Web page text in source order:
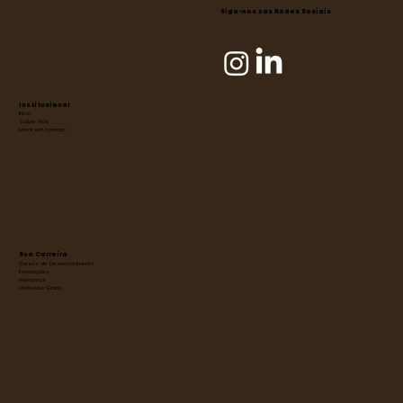
Institucional
Início
Sobre Nós
Entrar em contato
Sua Carreira
Cursos de Desenvolvimento
Formações
Mentorias
Materiais Grátis
Siga-nos nas Redes Sociais